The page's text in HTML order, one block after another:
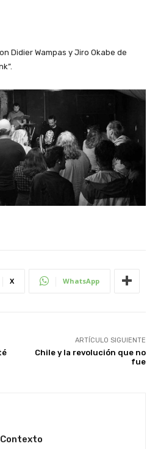
Didier Wampas y Jiro Okabe de
X WhatsApp
ARTÍCULO SIGUIENTE
Chile y la revolución que no
fue
Contexto